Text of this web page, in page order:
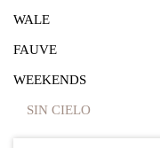
WALE
FAUVE
WEEKENDS
SIN CIELO